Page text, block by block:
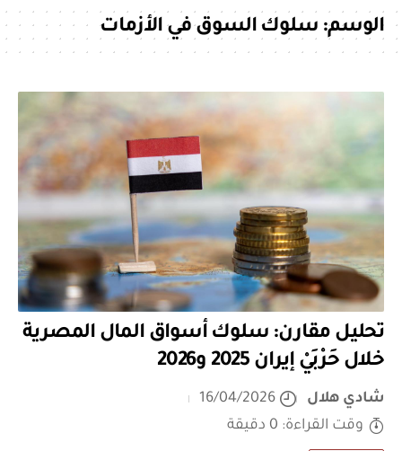
الوسم:سلوك السوق في الأزمات
تحليل مقارن: سلوك أسواق المال المصرية
خلال حَرْبَيْ إيران 2025 و2026
شادي هلال
16/04/2026
وقت القراءة: 0 دقيقة